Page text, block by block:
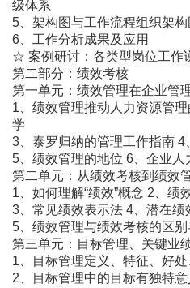
级体系
5、架构图与工作流程组织架
6、工作分析成果及应用
☆ 案例研讨：各类型岗位工作
第二部分：绩效考核
第一单元：绩效管理在企业管
1、绩效管理推动人力资源管
学
3、泰罗归纳的管理工作指南 4
5、绩效管理的地位 6、企业人
第二单元：从绩效考核到绩效
1、如何理解“绩效”概念 2、绩
3、常见绩效表示法 4、潜在绩
5、绩效管理与绩效考核的区
第三单元：目标管理、关键业
1、目标管理定义、特征、好
2、目标管理中的目标有独特